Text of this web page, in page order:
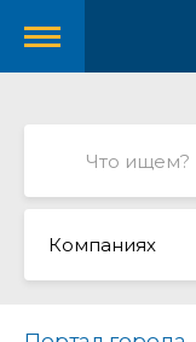
Компаниях